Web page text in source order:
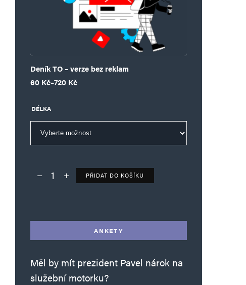
Deník TO – verze bez reklam
60 Kč–720 Kč
Rozpětí cen: 60 Kč až 720 Kč
DÉLKA
Deník TO – verze bez reklam množství
PŘIDAT DO KOŠÍKU
ANKETY
Měl by mít prezident Pavel nárok na
služební motorku?